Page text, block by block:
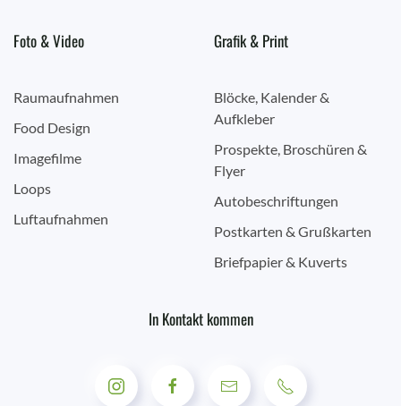
Foto & Video
Raumaufnahmen
Food Design
Imagefilme
Loops
Luftaufnahmen
Grafik & Print
Blöcke, Kalender &
Aufkleber
Prospekte, Broschüren &
Flyer
Autobeschriftungen
Postkarten & Grußkarten
Briefpapier & Kuverts
In Kontakt kommen